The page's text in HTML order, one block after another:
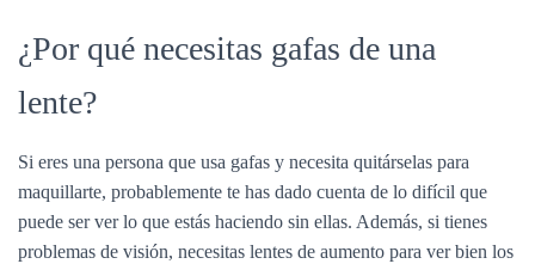
¿Por qué necesitas gafas de una
lente?
Si eres una persona que usa gafas y necesita quitárselas para
maquillarte, probablemente te has dado cuenta de lo difícil que
puede ser ver lo que estás haciendo sin ellas. Además, si tienes
problemas de visión, necesitas lentes de aumento para ver bien los